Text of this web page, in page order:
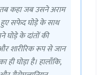
तब कहा जब उसने अराम
हुए सफेद घोड़े के साथ
घोड़े के दांतों की
शारीरिक रूप से जान
घोड़ा है। हालाँकि,